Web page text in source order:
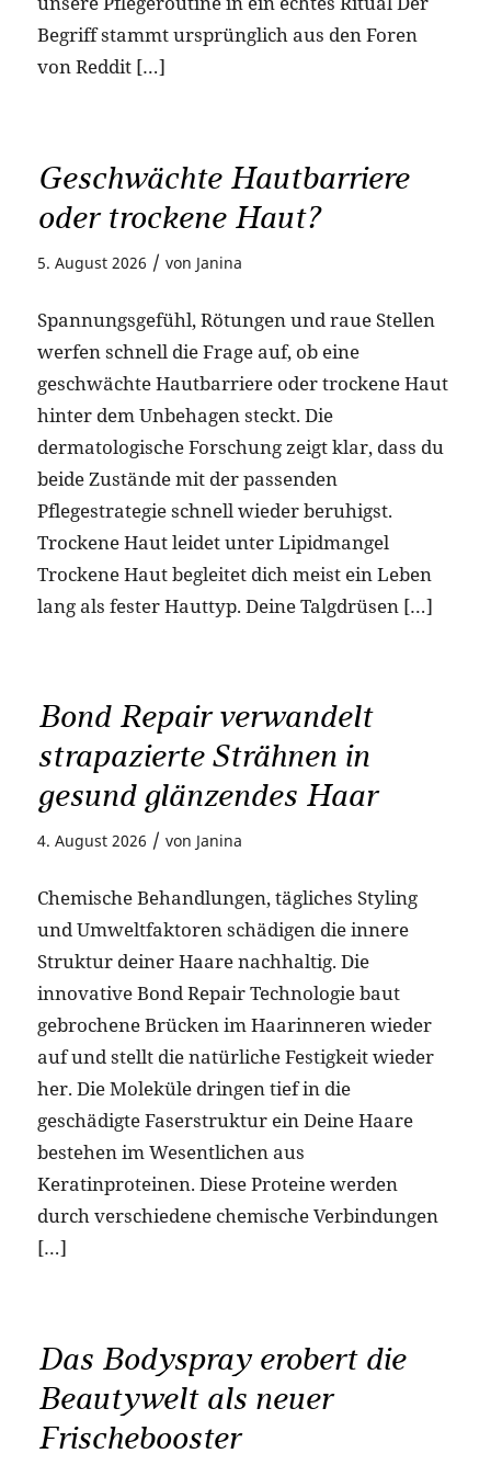
Begriff stammt ursprünglich aus den Foren
von Reddit […]
Geschwächte Hautbarriere
oder trockene Haut?
5. August 2026 / von Janina
Spannungsgefühl, Rötungen und raue Stellen
werfen schnell die Frage auf, ob eine
geschwächte Hautbarriere oder trockene Haut
hinter dem Unbehagen steckt. Die
dermatologische Forschung zeigt klar, dass du
beide Zustände mit der passenden
Pflegestrategie schnell wieder beruhigst.
Trockene Haut leidet unter Lipidmangel
Trockene Haut begleitet dich meist ein Leben
lang als fester Hauttyp. Deine Talgdrüsen […]
Bond Repair verwandelt
strapazierte Strähnen in
gesund glänzendes Haar
4. August 2026 / von Janina
Chemische Behandlungen, tägliches Styling
und Umweltfaktoren schädigen die innere
Struktur deiner Haare nachhaltig. Die
innovative Bond Repair Technologie baut
gebrochene Brücken im Haarinneren wieder
auf und stellt die natürliche Festigkeit wieder
her. Die Moleküle dringen tief in die
geschädigte Faserstruktur ein Deine Haare
bestehen im Wesentlichen aus
Keratinproteinen. Diese Proteine werden
durch verschiedene chemische Verbindungen
[…]
Das Bodyspray erobert die
Beautywelt als neuer
Frischebooster